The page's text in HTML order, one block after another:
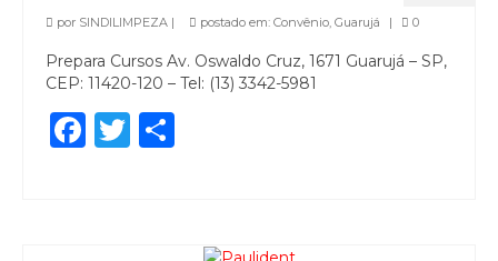
por SINDILIMPEZA | postado em: Convênio Guarujá | 0
Prepara Cursos Av. Oswaldo Cruz, 1671 Guarujá – SP,
CEP: 11420-120 – Tel: (13) 3342-5981
Facebook
Twitter